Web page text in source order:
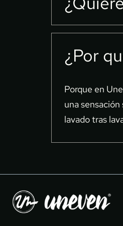
promueve la
Nuestras
brindarte
en Uneven.
¿Por
Porque en
una
lavado tras